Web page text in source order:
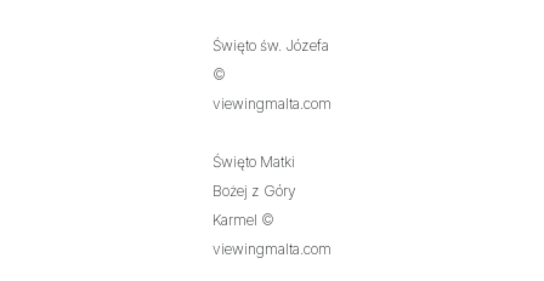
Święto św. Józefa
©
viewingmalta.com
Święto Matki
Bożej z Góry
Karmel ©
viewingmalta.com